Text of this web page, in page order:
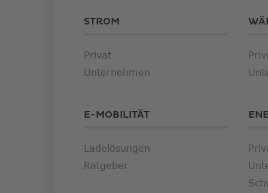
STROM
Privat
Unternehmen
E-MOBILITÄT
Ladelösungen
Ratgeber